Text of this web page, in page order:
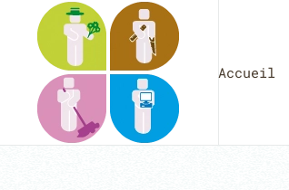
Accueil